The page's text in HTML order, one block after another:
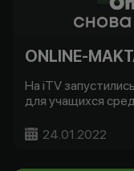
На iTV
для учащихся
24.01.2022